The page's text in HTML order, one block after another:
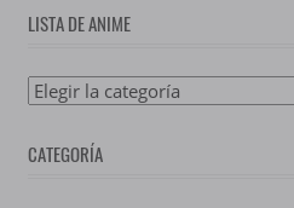
LISTA DE ANIME
Lista
Anime
CATEGORÍA